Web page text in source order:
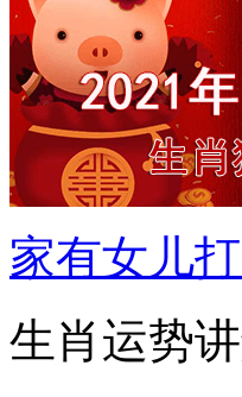
家有女儿
生肖运势